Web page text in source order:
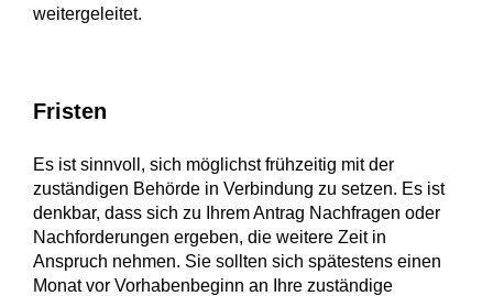
weitergeleitet.
Fristen
Es ist sinnvoll, sich möglichst frühzeitig mit der
zuständigen Behörde in Verbindung zu setzen. Es ist
denkbar, dass sich zu Ihrem Antrag Nachfragen oder
Nachforderungen ergeben, die weitere Zeit in
Anspruch nehmen. Sie sollten sich spätestens einen
Monat vor Vorhabenbeginn an Ihre zuständige